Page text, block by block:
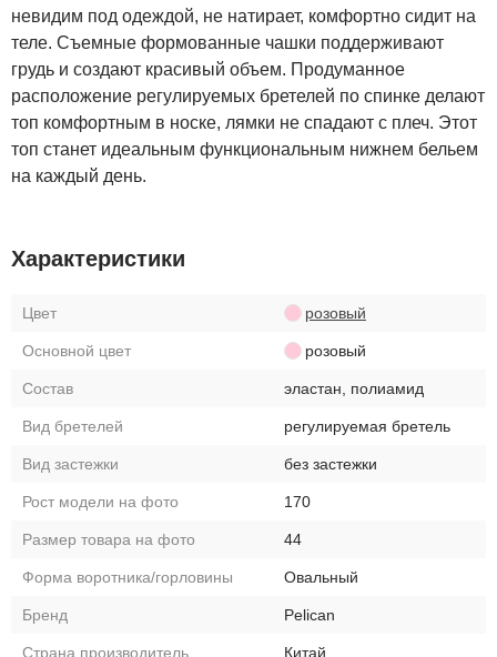
невидим под одеждой, не натирает, комфортно сидит на
теле. Съемные формованные чашки поддерживают
грудь и создают красивый объем. Продуманное
расположение регулируемых бретелей по спинке делают
топ комфортным в носке, лямки не спадают с плеч. Этот
топ станет идеальным функциональным нижнем бельем
на каждый день.
Характеристики
Цвет розовый
Основной цвет розовый
Состав эластан, полиамид
Вид бретелей регулируемая бретель
Вид застежки без застежки
Рост модели на фото 170
Размер товара на фото 44
Форма воротника/горловины Овальный
Бренд Pelican
Страна производитель Китай